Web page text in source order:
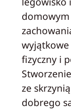
fizyczny i
ze
dobrego